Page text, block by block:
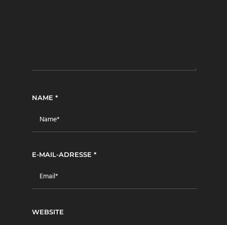
NAME *
E-MAIL-ADRESSE *
WEBSITE